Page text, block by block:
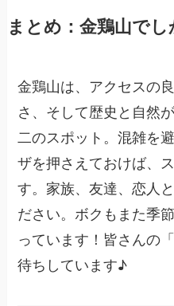
まとめ：金鶏山で
金鶏山は、アクセスの
さ、そして歴史と自然
二のスポット。混雑を
ザを押さえておけば、
す。家族、友達、恋人
ださい。ボクもまた季
っています！皆さんの
待ちしています♪